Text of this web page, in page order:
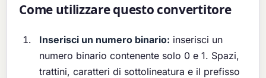
Come utilizzare questo convertitore
Inserisci un numero binario: inserisci un
numero binario contenente solo 0 e 1. Spazi,
trattini, caratteri di sottolineatura e il prefisso